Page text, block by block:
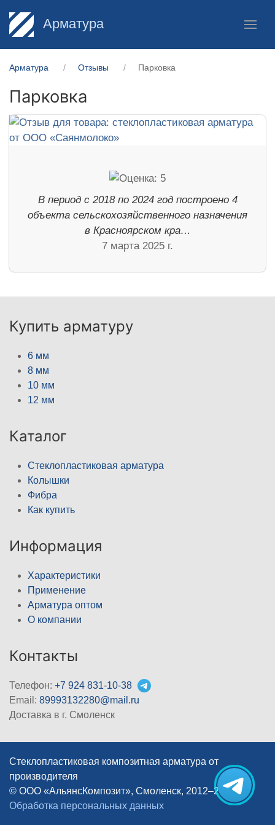
Арматура
Арматура Отзывы Парковка
Парковка
В период с 2018 по 2024 год построено 4
объекта сельскохозяйственного назначения
в Красноярском кра…
7 марта 2025 г.
Купить арматуру
6 мм
8 мм
10 мм
12 мм
Каталог
Стеклопластиковая арматура
Колышки
Фибра
Как купить
Информация
Характеристики
Применение
Арматура оптом
О компании
Контакты
Телефон: +7 924 831-10-38
Email: 89993132280@mail.ru
Доставка в г. Смоленск
Стеклопластиковая композитная арматура от
производителя
© ООО «АльянсКомпозит», Смоленск, 2012–2026
Обработка персональных данных